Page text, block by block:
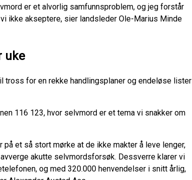
er et alvorlig samfunnsproblem, og jeg forstår
ikke akseptere, sier landsleder Ole-Marius Minde
uke
tross for en rekke handlingsplaner og endeløse lister
116 123, hvor selvmord er et tema vi snakker om
et så stort mørke at de ikke makter å leve lenger,
akutte selvmordsforsøk. Dessverre klarer vi
og med 320.000 henvendelser i snitt årlig,